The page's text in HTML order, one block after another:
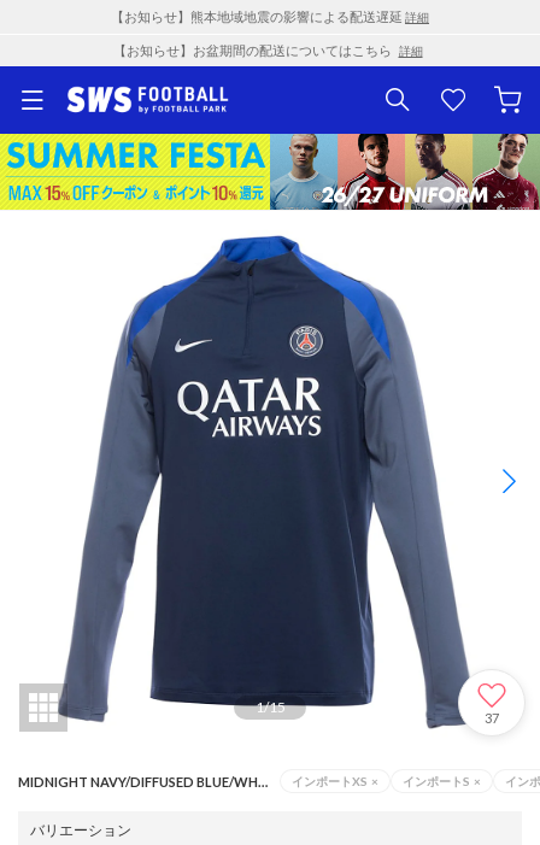
【お知らせ】熊本地域地震の影響による配送遅延 詳細
【お知らせ】お盆期間の配送についてはこちら 詳細
1/15
37
MIDNIGHT NAVY/DIFFUSED BLUE/WHITE（411） インポートXS × インポートS × イン
バリエーション